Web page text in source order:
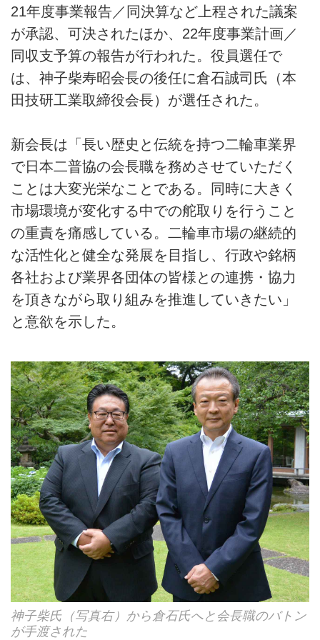
21年度事業報告／同決算など上程された議案
が承認、可決されたほか、22年度事業計画／
同収支予算の報告が行われた。役員選任で
は、神子柴寿昭会長の後任に倉石誠司氏（本
田技研工業取締役会長）が選任された。
新会長は「長い歴史と伝統を持つ二輪車業界
で日本二普協の会長職を務めさせていただく
ことは大変光栄なことである。同時に大きく
市場環境が変化する中での舵取りを行うこと
の重責を痛感している。二輪車市場の継続的
な活性化と健全な発展を目指し、行政や銘柄
各社および業界各団体の皆様との連携・協力
を頂きながら取り組みを推進していきたい」
と意欲を示した。
神子柴氏（写真右）から倉石氏へと会長職のバトン
が手渡された